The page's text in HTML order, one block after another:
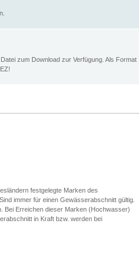
zum Download zur Verfügung. Als Format
festgelegte Marken des
immer für einen Gewässerabschnitt gültig.
Bei Erreichen dieser Marken (Hochwasser)
in Kraft bzw. werden bei